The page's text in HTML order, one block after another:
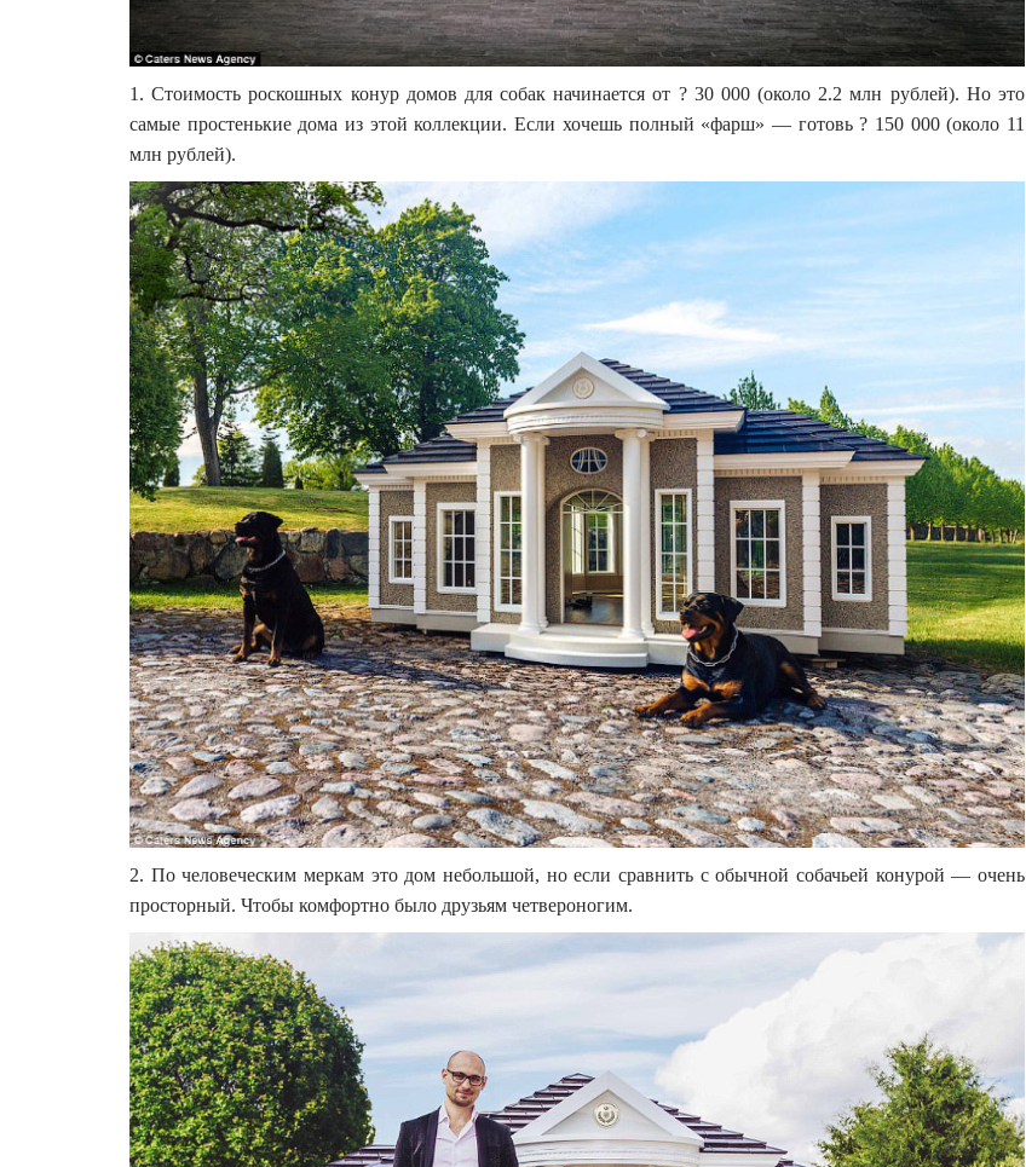
1. Стоимость роскошных конур домов для собак начинается от ? 30 000 (около 2.2 млн рублей). Но это
самые простенькие дома из этой коллекции. Если хочешь полный «фарш» — готовь ? 150 000 (около 11
млн рублей).
2. По человеческим меркам это дом небольшой, но если сравнить с обычной собачьей конурой — очень
просторный. Чтобы комфортно было друзьям четвероногим.